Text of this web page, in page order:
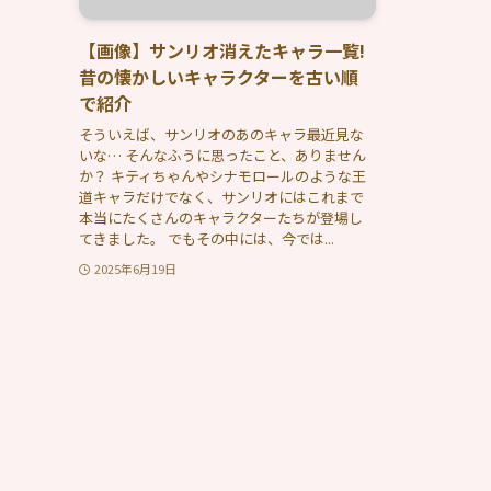
【画像】サンリオ消えたキャラ一覧!
昔の懐かしいキャラクターを古い順
で紹介
そういえば、サンリオのあのキャラ最近見な
いな… そんなふうに思ったこと、ありません
か？ キティちゃんやシナモロールのような王
道キャラだけでなく、サンリオにはこれまで
本当にたくさんのキャラクターたちが登場し
てきました。 でもその中には、今では...
2025年6月19日